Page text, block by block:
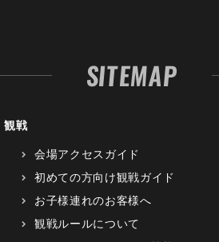
SITEMAP
観戦
会場アクセスガイド
初めての方向け観戦ガイド
お子様連れのお客様へ
観戦ルールについて